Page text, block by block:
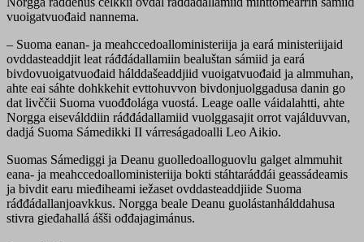
vuoigatvuođaid nannema.
– Suoma eanan- ja meahccedoalloministeriija ja eará ministeriijaid
ovddasteaddjit leat ráđđádallamiin bealuštan sámiid ja eará
bivdovuoigatvuođaid hálddašeaddjiid vuoigatvuođaid ja almmuhan,
ahte eai sáhte dohkkehit evttohuvvon bivdonjuolggadusa danin go
dat livččii Suoma vuođđolága vuostá. Leage oalle váidalahtti, ahte
Norgga eiseválddiin ráđđádallamiid vuolggasajit orrot vajálduvvan,
dadjá Suoma Sámedikki II várreságadoalli Leo Aikio.
Suomas Sámediggi ja Deanu guolledoalloguovlu galget almmuhit
eana- ja meahccedoalloministeriija bokti stáhtaráđđái geassádeamis
ja bivdit earu mieđiheami iežaset ovddasteaddjiide Suoma
ráđđádallanjoavkkus. Norgga beale Deanu guolástanhálddahusa
stivra gieđahallá ášši ođđajagimánus.